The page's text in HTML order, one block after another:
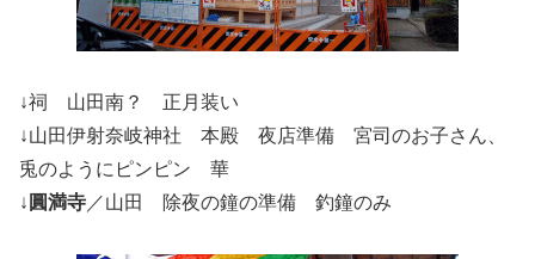
↓祠 山田南？ 正月装い
↓山田伊射奈岐神社 本殿 夜店準備 宮司のお子さん、
兎のようにピンピン 華
↓ 圓満寺 ／山田 除夜の鐘の準備 釣鐘のみ